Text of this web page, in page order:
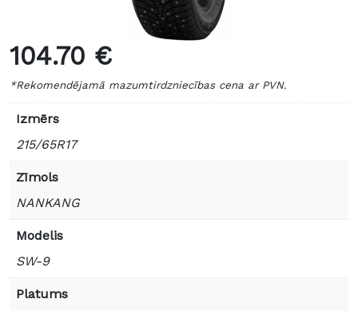
104.70 €
*Rekomendējamā mazumtirdzniecības cena ar PVN.
Izmērs
215/65R17
Zīmols
NANKANG
Modelis
SW-9
Platums